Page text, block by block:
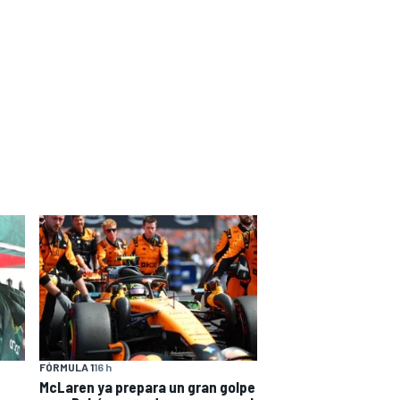
FÓRMULA 116 h
McLaren ya prepara un gran golpe